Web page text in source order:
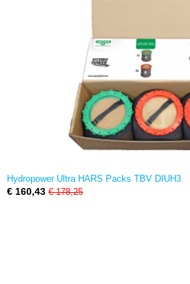
Hydropower Ultra HARS Packs TBV DIUH3
€ 160,43 € 178,25